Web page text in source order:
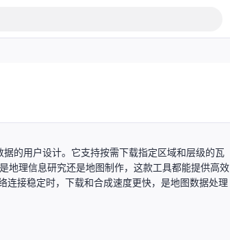
的用户设计。它支持按需下载指定区域和层级的瓦
地理信息研究还是地图制作，这款工具都能提供高效
接稳定时，下载和合成速度更快，是地图数据处理